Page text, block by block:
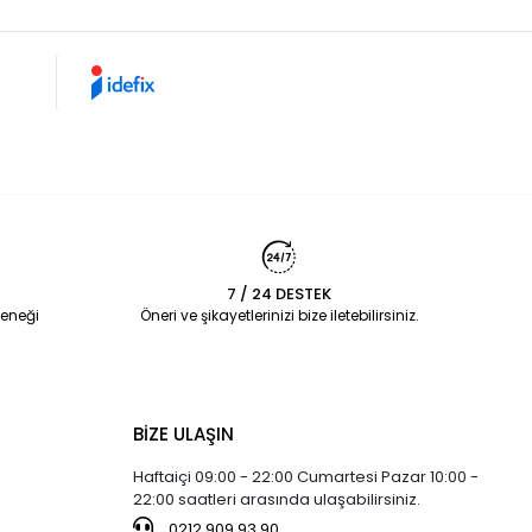
7 / 24 DESTEK
Öneri ve şikayetlerinizi bize iletebilirsiniz.
BİZE ULAŞIN
Haftaiçi 09:00 - 22:00 Cumartesi Pazar 10:00 -
22:00 saatleri arasında ulaşabilirsiniz.